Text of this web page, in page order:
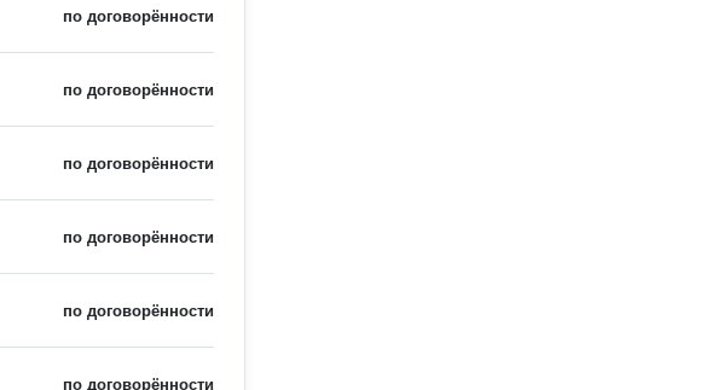
по договорённости
по договорённости
по договорённости
по договорённости
по договорённости
по договорённости